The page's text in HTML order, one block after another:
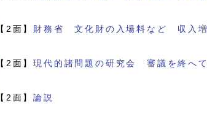
【2面】 財務省 文化財の入場料など 収入増
【2面】現代的諸問題の研究会 審議を終へ
【2面】論説